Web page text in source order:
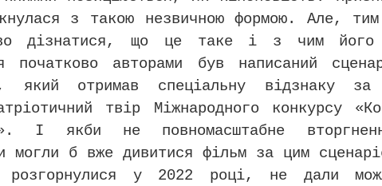
з такою незвичною формою. Але,
дізнатися, що це таке і з чим його
початково авторами був написаний
який отримав спеціальну відзнаку за
твір Міжнародного конкурсу
І якби не повномасштабне
могли б вже дивитися фільм за цим
у 2022 році, не дали